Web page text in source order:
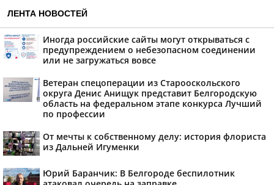
ЛЕНТА НОВОСТЕЙ
Иногда российские сайты могут открываться с
предупреждением о небезопасном соединении
или не загружаться вовсе
Ветеран спецоперации из Старооскольского
округа Денис Анищук представит Белгородскую
область на федеральном этапе конкурса Лучший
по профессии
От мечты к собственному делу: история флориста
из Дальней Игуменки
Юрий Баранчик: В Белгороде беспилотник